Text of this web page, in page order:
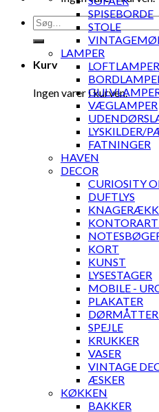
Søg
efter:
Kurv
Ingen varer i kurven.
SPISEBORDE
STOLE
LAMPER
LOFTLAMPER
VÆGLAMPER
LYSKILDER/
FATNINGER
HAVEN
DECOR
CURIOSITY
DUFTLYS
KORT
KUNST
LYSESTAGER
MOBILE -
PLAKATER
DØRMÅTTER
SPEJLE
KRUKKER
VASER
VINTAGE
ÆSKER
KØKKEN
BAKKER